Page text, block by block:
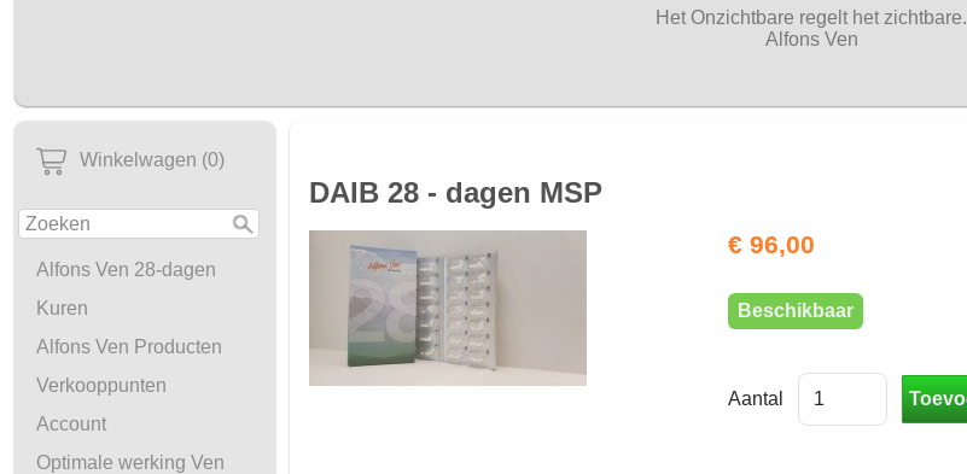
Het Onzichtbare regelt het zichtbare.
Alfons Ven
Winkelwagen (0)
Alfons Ven 28-dagen
Kuren
Alfons Ven Producten
Verkooppunten
Account
Optimale werking Ven
DAIB 28 - dagen MSP
€ 96,00
Beschikbaar
Aantal